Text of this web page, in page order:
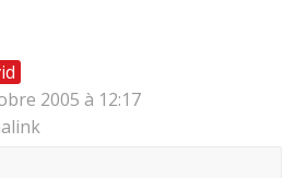
2005 à 12:17